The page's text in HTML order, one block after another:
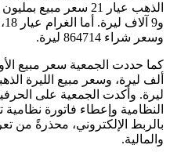
وسعر شراء 864714 ليرة.
ليرة. وأكدت الجمعية على
النظامية وإعطاء فاتورة
بالربط الإلكتروني، محذرةً من
والمالية.